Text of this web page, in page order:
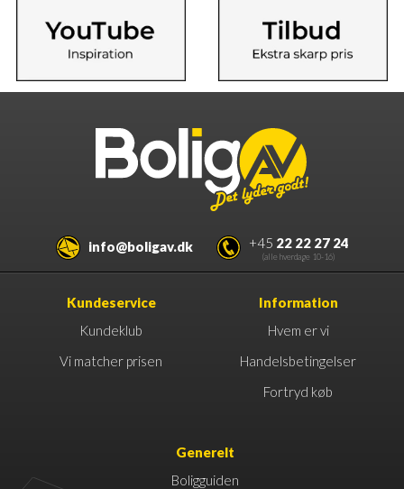
info@boligav.dk +45 22 22 27 24
(alle hverdage 10-16)
Kundeservice
Kundeklub
Vi matcher prisen
Information
Hvem er vi
Handelsbetingelser
Fortryd køb
Generelt
Boligguiden